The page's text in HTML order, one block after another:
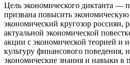
Цель экономического диктанта —
призвана повысить
экономический кругозор россиян,
актуальной экономической
акции с экономической теорией и
культуру финансового поведения,
экономические знания и навыки в